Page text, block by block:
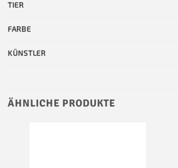
TIER
FARBE
KÜNSTLER
ÄHNLICHE PRODUKTE